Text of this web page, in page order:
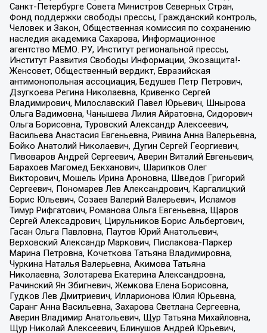
Санкт-Петербурге Совета Министров Северных Стран,
Фонд поддержки свободы прессы, Гражданский контроль,
Человек и Закон, Общественная комиссия по сохранению
наследия академика Сахарова, Информационное
агентство МЕМО. РУ, Институт региональной прессы,
Институт Развития Свободы Информации, Экозащита!-
Женсовет, Общественный вердикт, Евразийская
антимонопольная ассоциация, Бедушев Петр Петрович,
Дзугкоева Регина Николаевна, Кривенко Сергей
Владимирович, Милославский Павел Юрьевич, Шнырова
Ольга Вадимовна, Чанышева Лилия Айратовна, Сидорович
Ольга Борисовна, Туровский Александр Алексеевич,
Васильева Анастасия Евгеньевна, Ривина Анна Валерьевна,
Бойко Анатолий Николаевич, Дугин Сергей Георгиевич,
Пивоваров Андрей Сергеевич, Аверин Виталий Евгеньевич,
Барахоев Магомед Бекханович, Шарипков Олег
Викторович, Мошель Ирина Ароновна, Шведов Григорий
Сергеевич, Пономарев Лев Александрович, Каргалицкий
Борис Юльевич, Созаев Валерий Валерьевич, Исламов
Тимур Рифгатович, Романова Ольга Евгеньевна, Щаров
Сергей Алексадрович, Цирульников Борис Альбертович,
Гасан Ольга Павловна, Паутов Юрий Анатольевич,
Верховский Александр Маркович, Пислакова-Паркер
Марина Петровна, Кочеткова Татьяна Владимировна,
Чуркина Наталья Валерьевна, Акимова Татьяна
Николаевна, Золотарева Екатерина Александровна,
Рачинский Ян Збигневич, Жемкова Елена Борисовна,
Гудков Лев Дмитриевич, Илларионова Юлия Юрьевна,
Саранг Анна Васильевна, Захарова Светлана Сергеевна,
Аверин Владимир Анатольевич, Щур Татьяна Михайловна,
Щур Николай Алексеевич, Блинушов Андрей Юрьевич,